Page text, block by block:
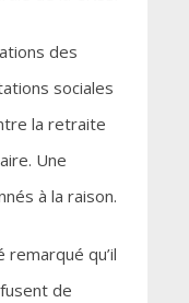
des
sociales
la retraite
Une
à la raison.
qu’il
de